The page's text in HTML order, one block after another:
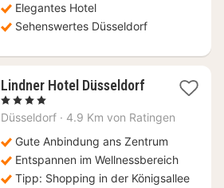
Elegantes Hotel
Sehenswertes Düsseldorf
Lindner Hotel Düsseldorf2
Nächte
ab
89
€
, 4 Sterne
Düsseldorf · 4.9 Km von Ratingen
Gute Anbindung ans Zentrum
Entspannen im Wellnessbereich
Tipp: Shopping in der Königsallee